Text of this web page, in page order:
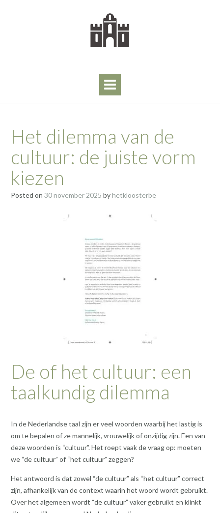
Het dilemma van de
cultuur: de juiste vorm
kiezen
Posted on 30 november 2025 byhetkloosterbe
De of het cultuur: een
taalkundig dilemma
In de Nederlandse taal zijn er veel woorden waarbij het lastig is
om te bepalen of ze mannelijk, vrouwelijk of onzijdig zijn. Een van
deze woorden is “cultuur”. Het roept vaak de vraag op: moeten
we “de cultuur” of “het cultuur” zeggen?
Het antwoord is dat zowel “de cultuur” als “het cultuur” correct
zijn, afhankelijk van de context waarin het woord wordt gebruikt.
Over het algemeen wordt “de cultuur” vaker gebruikt en klinkt